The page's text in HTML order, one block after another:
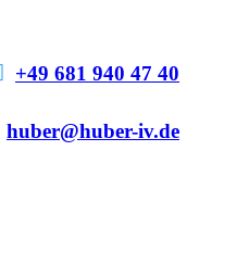
+49 681 940 47 40
huber@huber-iv.de